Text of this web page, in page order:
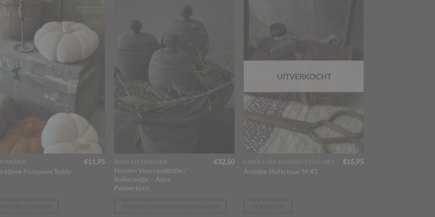
BINNEN
Pompoen Teddy
€11,95 AURA PEEPERKORN
Houten Voorraadpotje /
Suikerpotje – Aura
Peeperkorn
€32,50
UITVERKOCHT
LANDELIJKE WOONACCESSOIRES
Antieke Stofschaar M #3
€15,95